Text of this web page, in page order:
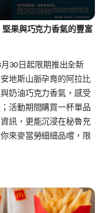
果與巧克力香氣的豐富
30日起限期推出全新
地斯山脈孕育的阿拉比
奶油巧克力香氣，感受
活動期間購買一杯單品
訊，更能沉浸在秘魯充
來麥當勞細細品嚐，限